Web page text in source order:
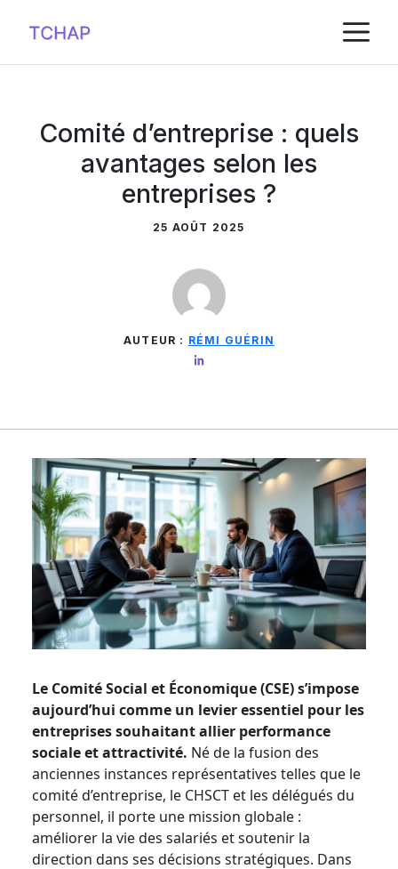
Comité d’entreprise : quels
avantages selon les
entreprises ?
25 AOÛT 2025
AUTEUR : RÉMI GUÉRIN
Le Comité Social et Économique (CSE) s’impose
aujourd’hui comme un levier essentiel pour les
entreprises souhaitant allier performance
sociale et attractivité. Né de la fusion des
anciennes instances représentatives telles que le
comité d’entreprise, le CHSCT et les délégués du
personnel, il porte une mission globale :
améliorer la vie des salariés et soutenir la
direction dans ses décisions stratégiques. Dans